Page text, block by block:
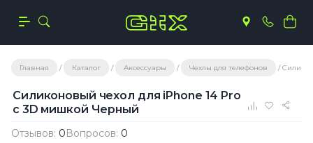
Главная Каталог Аксессуары Чехлы для телефонов
Силиконовый чехол для iPhone 14 Pro
с 3D мишкой Черный
Отзывов: 0Вопросов: 0